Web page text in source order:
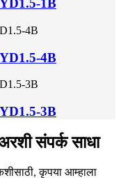
YD1.5-1B
YD1.5-4B
YD1.5-3B
संपर्क साधा
कृपया आम्हाला